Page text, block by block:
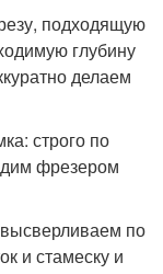
подходящую
глубину
делаем
строго по
фрезером
по
и стамеску и